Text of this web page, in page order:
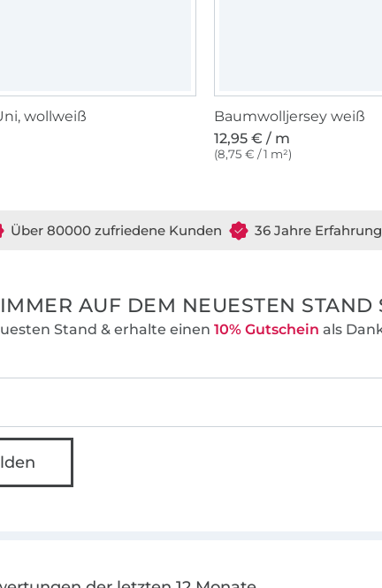
wollweiß
Baumwolljersey weiß
12,95 € / m
(8,75 € / 1 m²)
Über 80000 zufriedene Kunden 36 Jahre Erfahrung
AUF DEM NEUESTEN STAND
Stand & erhalte einen 10% Gutschein als